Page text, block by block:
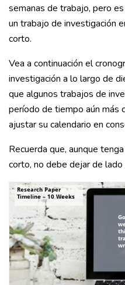
semanas de trabajo, pero
un trabajo de investigación
corto.
Vea a continuación el
investigación a lo largo de
que algunos trabajos de
período de tiempo aún más
ajustar su calendario en
Recuerda que, aunque
corto, no debe dejar de